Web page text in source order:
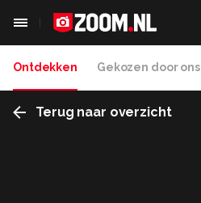
Ontdekken Gekozen door ons
Terug naar overzicht